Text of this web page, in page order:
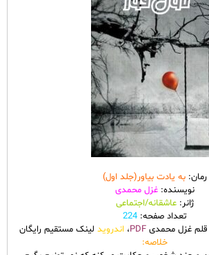
رمان:به یادت بیاور(جلد اول)
نویسنده:غزل محمدی
ژانر:عاشقانه/اجتماعی
تعداد صفحه: 224
قلم غزل محمدیPDF، اندروید لینک مستقیم رایگان
خلاصه: